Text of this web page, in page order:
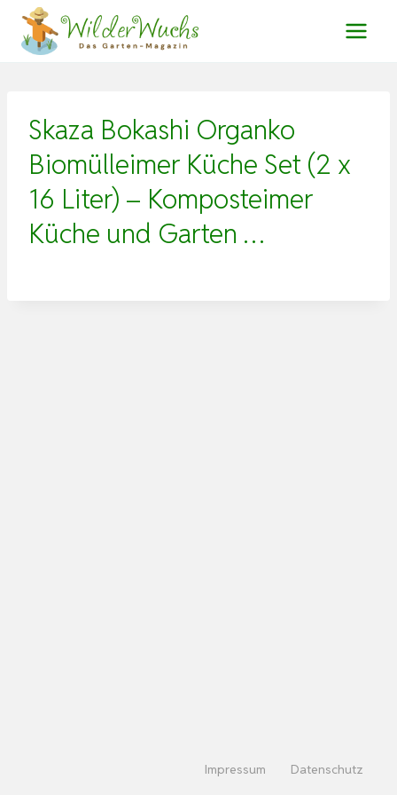
Zum
Inhalt
Skaza Bokashi Organko
Biomülleimer Küche Set (2 x
16 Liter) – Komposteimer
Küche und Garten …
Impressum Datenschutz